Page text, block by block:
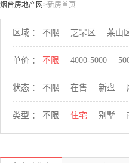
烟台房地产网 >新房首页
区域 ： 不限 芝罘区 莱山
单价 ： 不限 4000-5000
状态 ： 不限 在售 新盘
类型 ： 不限 住宅 别墅